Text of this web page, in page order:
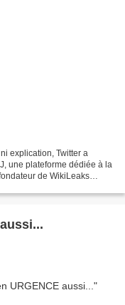
explication, Twitter a
une plateforme dédiée à la
de WikiLeaks